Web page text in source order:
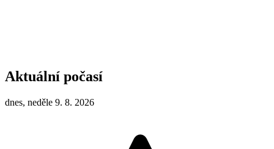
Aktuální počasí
dnes, neděle 9. 8. 2026